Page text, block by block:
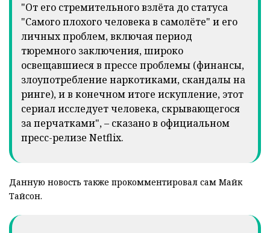
"От его стремительного взлёта до статуса
"Самого плохого человека в самолёте" и его
личных проблем, включая период
тюремного заключения, широко
освещавшиеся в прессе проблемы (финансы,
злоупотребление наркотиками, скандалы на
ринге), и в конечном итоге искупление, этот
сериал исследует человека, скрывающегося
за перчатками", – сказано в официальном
пресс-релизе Netflix.
Данную новость также прокомментировал сам Майк
Тайсон.